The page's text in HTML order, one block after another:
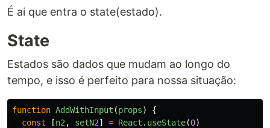
É ai que entra o state(estado).
State
Estados são dados que mudam ao longo do
tempo, e isso é perfeito para nossa situação:
function AddWithInput (props)
{
const
[n2 , setN2] = React . useState(0)